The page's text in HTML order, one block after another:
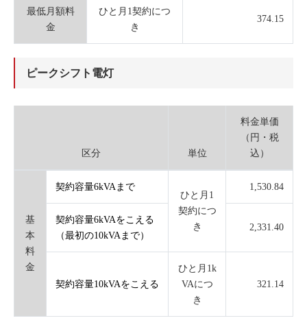
最低月額料
金
ひと月1契約につ
き
374.15
ピークシフト電灯
区分 単位
料金単価
（円・税
込）
基
本
料
金
契約容量6kVAまで
ひと月1
契約につ
き
1,530.84
契約容量6kVAをこえる
（最初の10kVAまで）
2,331.40
契約容量10kVAをこえる
ひと月1k
VAにつ
き
321.14